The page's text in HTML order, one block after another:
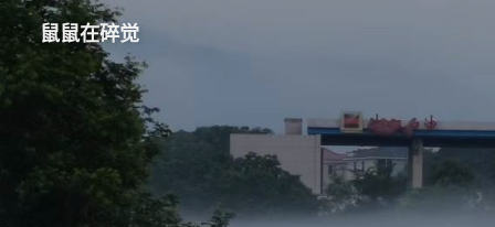
鼠鼠在碎觉